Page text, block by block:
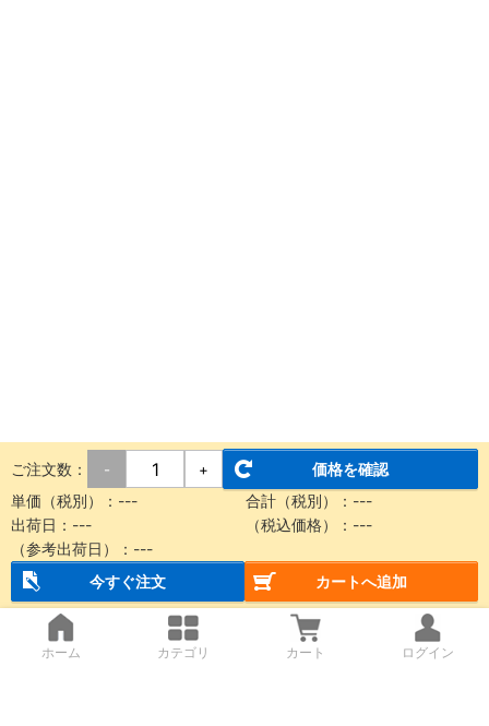
ご注文数： - +
価格を確認
単価（税別）： --- 合計（税別）： ---
出荷日： --- （税込価格）： ---
（参考出荷日）： ---
今すぐ注文
カートへ追加
ホーム カテゴリ カート ログイン